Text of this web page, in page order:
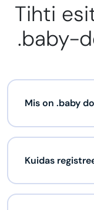
Tihti
.baby-
Mis on .baby
Kuidas